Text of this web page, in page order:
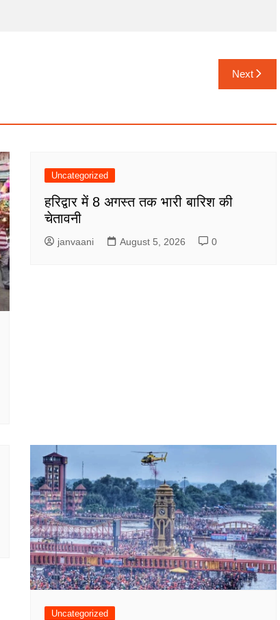
Next
Uncategorized
हरिद्वार में 8 अगस्त तक भारी बारिश की
चेतावनी
janvaani August 5, 2026 0
Uncategorized